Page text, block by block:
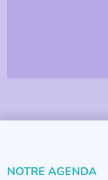
NOTRE AGENDA